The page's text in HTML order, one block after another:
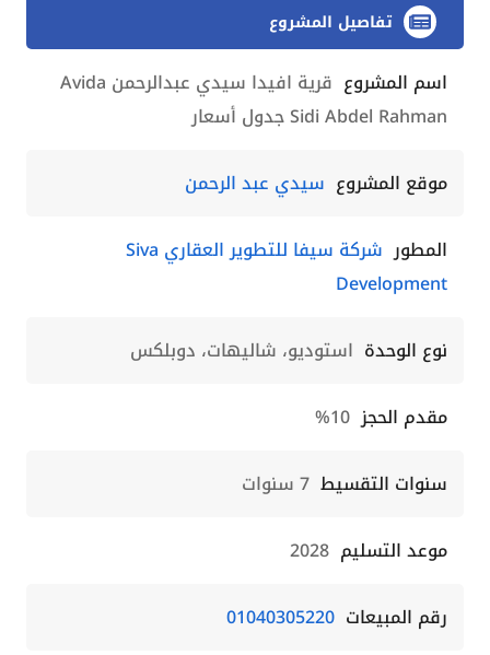
تفاصيل المشروع
اسم المشروع
قرية افيدا سيدي عبدالرحمن Avida
Sidi Abdel Rahman جدول أسعار
موقع المشروع سيدي عبد الرحمن
المطور
شركة سيفا للتطوير العقاري Siva
Development
نوع الوحدة استوديو، شاليهات، دوبلكس
مقدم الحجز 10%
سنوات التقسيط 7 سنوات
موعد التسليم 2028
رقم المبيعات 01040305220